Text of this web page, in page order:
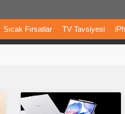
Sıcak Fırsatlar TV Tavsiyesi
İnstagram Çöktü Mü